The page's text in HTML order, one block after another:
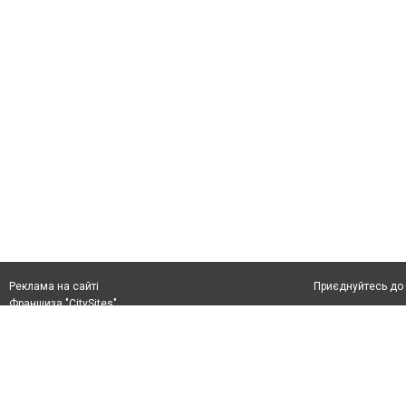
Реклама на сайті
Франшиза "CitySites"
Приєднуйтесь до